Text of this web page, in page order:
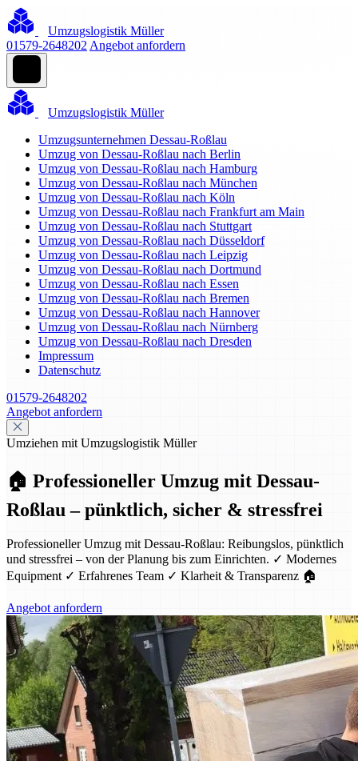
Umzugslogistik Müller
01579-2648202 Angebot anfordern
Umzugslogistik Müller
Umzugsunternehmen Dessau-Roßlau
Umzug von Dessau-Roßlau nach Berlin
Umzug von Dessau-Roßlau nach Hamburg
Umzug von Dessau-Roßlau nach München
Umzug von Dessau-Roßlau nach Köln
Umzug von Dessau-Roßlau nach Frankfurt am Main
Umzug von Dessau-Roßlau nach Stuttgart
Umzug von Dessau-Roßlau nach Düsseldorf
Umzug von Dessau-Roßlau nach Leipzig
Umzug von Dessau-Roßlau nach Dortmund
Umzug von Dessau-Roßlau nach Essen
Umzug von Dessau-Roßlau nach Bremen
Umzug von Dessau-Roßlau nach Hannover
Umzug von Dessau-Roßlau nach Nürnberg
Umzug von Dessau-Roßlau nach Dresden
Impressum
Datenschutz
01579-2648202
Angebot anfordern
Umziehen mit Umzugslogistik Müller
🏠 Professioneller Umzug mit Dessau-
Roßlau – pünktlich, sicher & stressfrei
Professioneller Umzug mit Dessau-Roßlau: Reibungslos, pünktlich
und stressfrei – von der Planung bis zum Einrichten. ✓ Modernes
Equipment ✓ Erfahrenes Team ✓ Klarheit & Transparenz 🏠
Angebot anfordern